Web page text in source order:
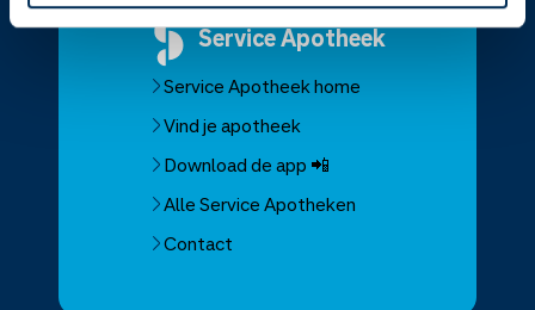
ServiceApotheek
Service Apotheek home
Vind je apotheek
Download de app 📲
Alle Service Apotheken
Contact